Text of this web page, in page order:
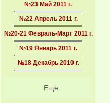
№23 Май 2011 г.
№22 Апрель 2011 г.
№20-21 Февраль-Март 2011 г.
№19 Январь 2011 г.
№18 Декабрь 2010 г.
Ещё